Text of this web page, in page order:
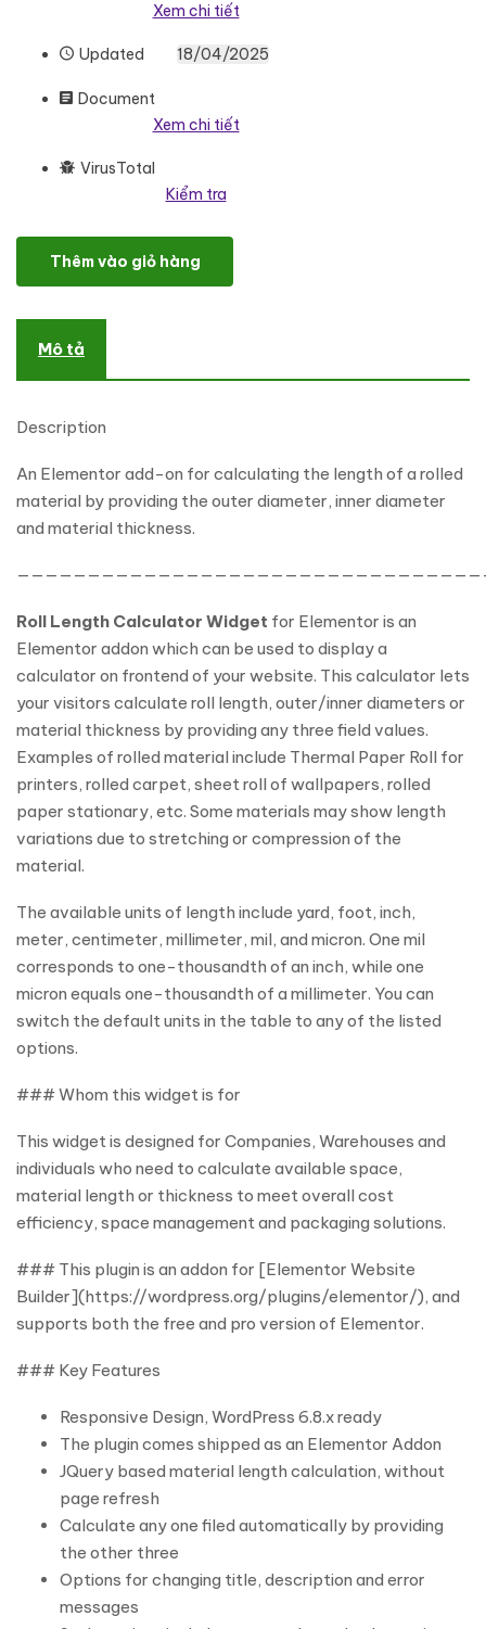
Xem chi tiết
Updated 18/04/2025
Document
Xem chi tiết
VirusTotal
Kiểm tra
Roll Length Calculator Widget for Elementor số lượng
Thêm vào giỏ hàng
Mô tả
Description
An Elementor add-on for calculating the length of a rolled
material by providing the outer diameter, inner diameter
and material thickness.
Roll Length Calculator Widget for Elementor is an
Elementor addon which can be used to display a
calculator on frontend of your website. This calculator lets
your visitors calculate roll length, outer/inner diameters or
material thickness by providing any three field values.
Examples of rolled material include Thermal Paper Roll for
printers, rolled carpet, sheet roll of wallpapers, rolled
paper stationary, etc. Some materials may show length
variations due to stretching or compression of the
material.
The available units of length include yard, foot, inch,
meter, centimeter, millimeter, mil, and micron. One mil
corresponds to one-thousandth of an inch, while one
micron equals one-thousandth of a millimeter. You can
switch the default units in the table to any of the listed
options.
### Whom this widget is for
This widget is designed for Companies, Warehouses and
individuals who need to calculate available space,
material length or thickness to meet overall cost
efficiency, space management and packaging solutions.
### This plugin is an addon for [Elementor Website
Builder](https://wordpress.org/plugins/elementor/), and
supports both the free and pro version of Elementor.
### Key Features
Responsive Design, WordPress 6.8.x ready
The plugin comes shipped as an Elementor Addon
JQuery based material length calculation, without
page refresh
Calculate any one filed automatically by providing
the other three
Options for changing title, description and error
messages